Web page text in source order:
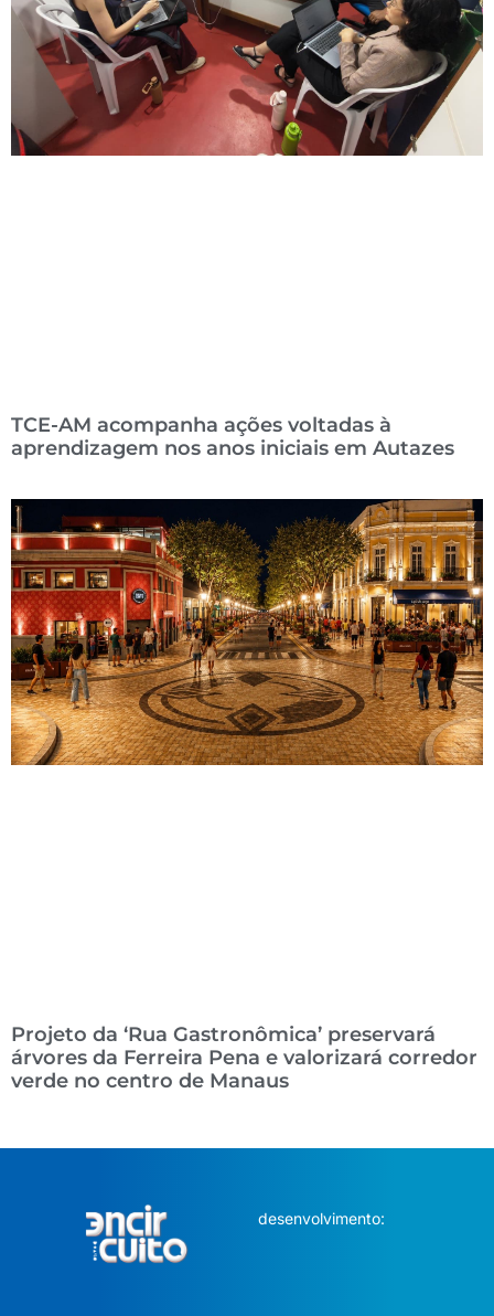
TCE-AM acompanha ações voltadas à
aprendizagem nos anos iniciais em Autazes
Projeto da ‘Rua Gastronômica’ preservará
árvores da Ferreira Pena e valorizará corredor
verde no centro de Manaus
desenvolvimento: